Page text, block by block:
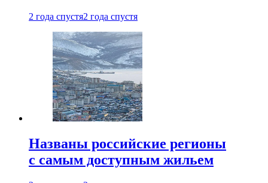
2 года спустя2 года спустя
Названы российские регионы
с самым доступным жильем